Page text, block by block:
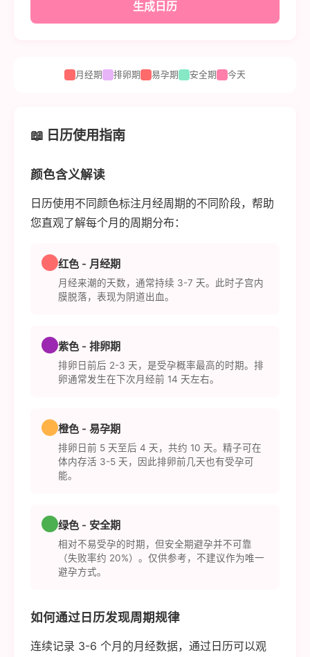
生成日历
月经期 排卵期 易孕期 安全期 今天
📖 日历使用指南
颜色含义解读
日历使用不同颜色标注月经周期的不同阶段，帮助
您直观了解每个月的周期分布：
红色 - 月经期
月经来潮的天数，通常持续 3-7 天。此时子宫内
膜脱落，表现为阴道出血。
紫色 - 排卵期
排卵日前后 2-3 天，是受孕概率最高的时期。排
卵通常发生在下次月经前 14 天左右。
橙色 - 易孕期
排卵日前 5 天至后 4 天，共约 10 天。精子可在
体内存活 3-5 天，因此排卵前几天也有受孕可
能。
绿色 - 安全期
相对不易受孕的时期，但安全期避孕并不可靠
（失败率约 20%）。仅供参考，不建议作为唯一
避孕方式。
如何通过日历发现周期规律
连续记录 3-6 个月的月经数据，通过日历可以观